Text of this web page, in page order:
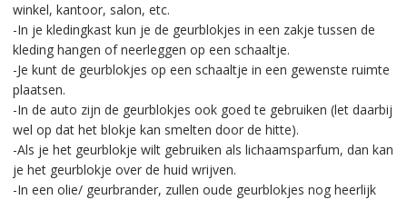
winkel, kantoor, salon, etc.
-In je kledingkast kun je de geurblokjes in een zakje tussen de
kleding hangen of neerleggen op een schaaltje.
-Je kunt de geurblokjes op een schaaltje in een gewenste ruimte
plaatsen.
-In de auto zijn de geurblokjes ook goed te gebruiken (let daarbij
wel op dat het blokje kan smelten door de hitte).
-Als je het geurblokje wilt gebruiken als lichaamsparfum, dan kan
je het geurblokje over de huid wrijven.
-In een olie/ geurbrander, zullen oude geurblokjes nog heerlijk